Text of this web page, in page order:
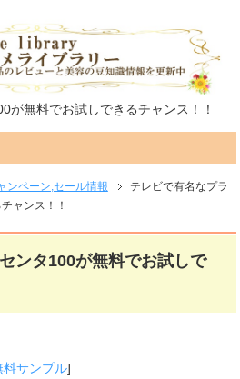
が無料でお試しできるチャンス！！
ンペーン,セール情報
テレビで有名なプラ
ャンス！！
ンタ100が無料でお試しで
料サンプル]